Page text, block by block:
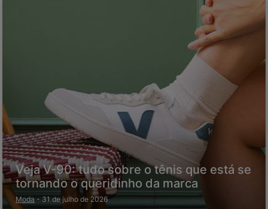
Veja V-90: tudo sobre o tênis que está se
tornando o queridinho da marca
Moda - 31 de julho de 2026